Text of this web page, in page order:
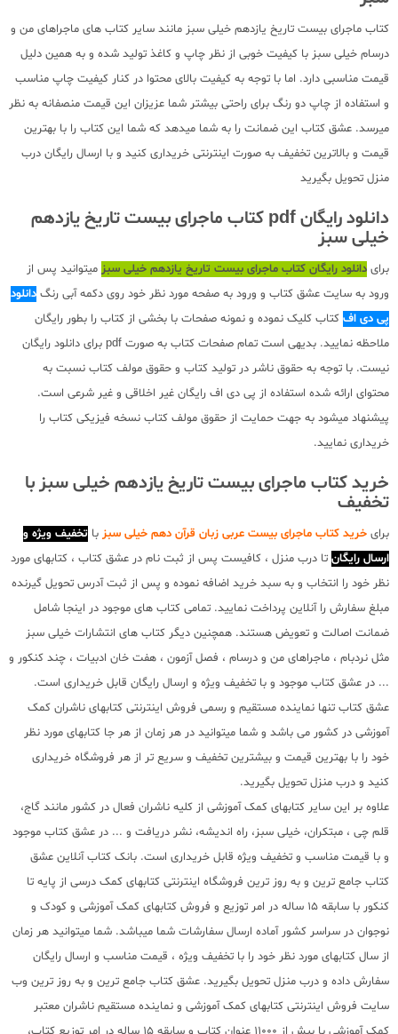
کتاب ماجرای بیست تاریخ یازدهم خیلی سبز مانند سایر کتاب های ماجراهای من و
درسام خیلی سبز با کیفیت خوبی از نظر چاپ و کاغذ تولید شده و به همین دلیل
قیمت مناسبی دارد. اما با توجه به کیفیت بالای محتوا در کنار کیفیت چاپ مناسب
و استفاده از چاپ دو رنگ برای راحتی بیشتر شما عزیزان این قیمت منصفانه به نظر
میرسد. عشق کتاب این ضمانت را به شما میدهد که شما این کتاب را با بهترین
قیمت و بالاترین تخفیف به صورت اینترنتی خریداری کنید و با ارسال رایگان درب
منزل تحویل بگیرید
دانلود رایگان pdf کتاب ماجرای بیست تاریخ یازدهم
خیلی سبز
برای دانلود رایگان کتاب ماجرای بیست تاریخ یازدهم خیلی سبز میتوانید پس از
ورود به سایت عشق کتاب و ورود به صفحه مورد نظر خود روی دکمه آبی رنگ دانلود
پی دی اف کتاب کلیک نموده و نمونه صفحات با بخشی از کتاب را بطور رایگان
ملاحظه نمایید. بدیهی است تمام صفحات کتاب به صورت pdf برای دانلود رایگان
نیست. با توجه به حقوق ناشر در تولید کتاب و حقوق مولف کتاب نسبت به
محتوای ارائه شده استفاده از پی دی اف رایگان غیر اخلاقی و غیر شرعی است.
پیشنهاد میشود به جهت حمایت از حقوق مولف کتاب نسخه فیزیکی کتاب را
خریداری نمایید.
خرید کتاب ماجرای بیست تاریخ یازدهم خیلی سبز با
تخفیف
برای خرید کتاب ماجرای بیست عربی زبان قرآن دهم خیلی سبز با تخفیف ویژه و
ارسال رایگان تا درب منزل ، کافیست پس از ثبت نام در عشق کتاب ، کتابهای مورد
نظر خود را انتخاب و به سبد خرید اضافه نموده و پس از ثبت آدرس تحویل گیرنده
مبلغ سفارش را آنلاین پرداخت نمایید. تمامی کتاب های موجود در اینجا شامل
ضمانت اصالت و تعویض هستند. همچنین دیگر کتاب های انتشارات خیلی سبز
مثل نردبام ، ماجراهای من و درسام ، فصل آزمون ، هفت خان ادبیات ، چند کنکور و
... در عشق کتاب موجود و با تخفیف ویژه و ارسال رایگان قابل خریداری است.
عشق کتاب تنها نماینده مستقیم و رسمی فروش اینترنتی کتابهای ناشران کمک
آموزشی در کشور می باشد و شما میتوانید در هر زمان از هر جا کتابهای مورد نظر
خود را با بهترین قیمت و بیشترین تخفیف و سریع تر از هر فروشگاه خریداری
کنید و درب منزل تحویل بگیرید.
علاوه بر این سایر کتابهای کمک آموزشی از کلیه ناشران فعال در کشور مانند گاج،
قلم چی ، مبتکران، خیلی سبز، راه اندیشه، نشر دریافت و ... در عشق کتاب موجود
و با قیمت مناسب و تخفیف ویژه قابل خریداری است. بانک کتاب آنلاین عشق
کتاب جامع ترین و به روز ترین فروشگاه اینترنتی کتابهای کمک درسی از پایه تا
کنکور با سابقه 15 ساله در امر توزیع و فروش کتابهای کمک آموزشی و کودک و
نوجوان در سراسر کشور آماده ارسال سفارشات شما میباشد. شما میتوانید هر زمان
از سال کتابهای مورد نظر خود را با تخفیف ویژه ، قیمت مناسب و ارسال رایگان
سفارش داده و درب منزل تحویل بگیرید. عشق کتاب جامع ترین و به روز ترین وب
سایت فروش اینترنتی کتابهای کمک آموزشی و نماینده مستقیم ناشران معتبر